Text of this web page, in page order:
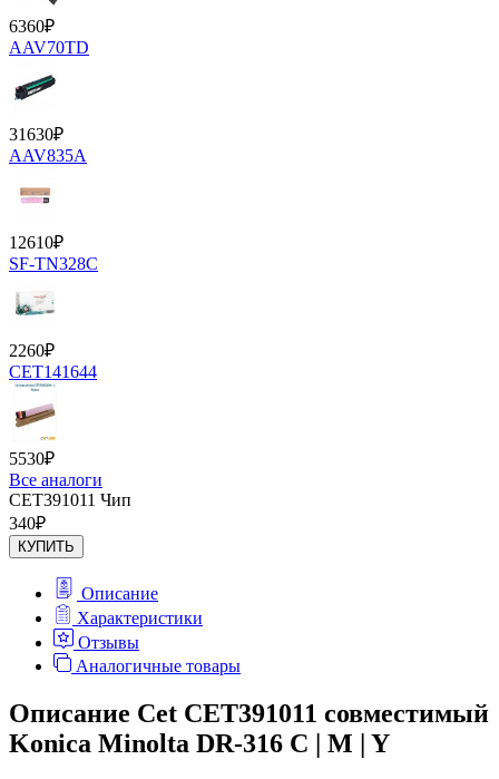
6360₽
AAV70TD
31630₽
AAV835A
12610₽
SF-TN328C
2260₽
CET141644
5530₽
Все аналоги
CET391011 Чип
340₽
КУПИТЬ
Описание
Характеристики
Отзывы
Аналогичные товары
Описание Cet CET391011 совместимый
Konica Minolta DR-316 C | M | Y